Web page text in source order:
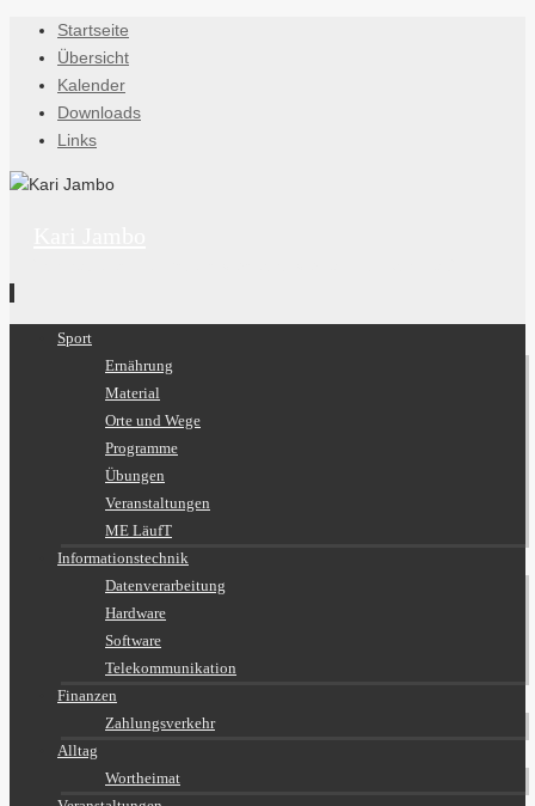
Startseite
Übersicht
Kalender
Downloads
Links
Sport
Ernährung
Material
Orte und Wege
Programme
Übungen
Veranstaltungen
ME LäufT
Informationstechnik
Datenverarbeitung
Hardware
Software
Telekommunikation
Finanzen
Zahlungsverkehr
Alltag
Wortheimat